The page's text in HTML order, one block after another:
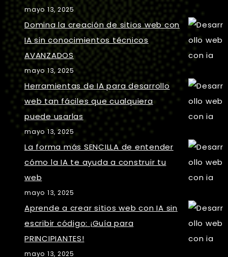
mayo 13, 2025
Domina la creación de sitios web con
IA sin conocimientos técnicos
AVANZADOS
mayo 13, 2025
Herramientas de IA para desarrollo
web tan fáciles que cualquiera
puede usarlas
mayo 13, 2025
La forma más SENCILLA de entender
cómo la IA te ayuda a construir tu
web
mayo 13, 2025
Aprende a crear sitios web con IA sin
escribir código: ¡Guía para
PRINCIPIANTES!
mayo 13, 2025